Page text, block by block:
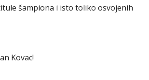
šampiona i isto toliko osvojenih
Kovac!